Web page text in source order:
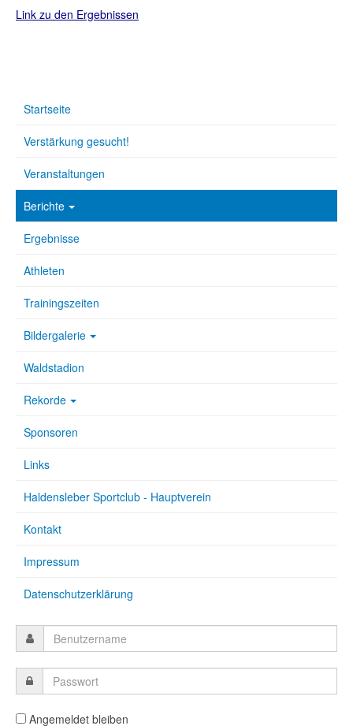
Link zu den Ergebnissen
Startseite
Verstärkung gesucht!
Veranstaltungen
Berichte
Ergebnisse
Athleten
Trainingszeiten
Bildergalerie
Waldstadion
Rekorde
Sponsoren
Links
Haldensleber Sportclub - Hauptverein
Kontakt
Impressum
Datenschutzerklärung
Angemeldet bleiben